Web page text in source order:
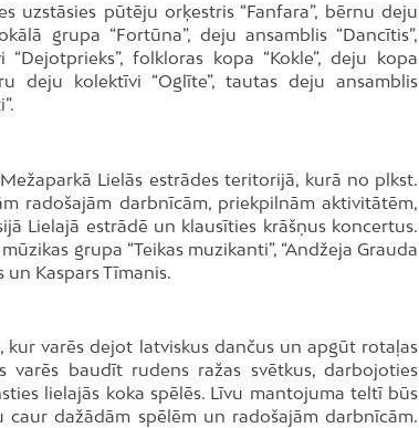
uzstāsies pūtēju orķestris “Fanfara”, bērnu deju
grupa “Fortūna”, deju ansamblis “Dancītis”,
folkloras kopa “Kokle”, deju kopa
deju kolektīvi “Oglīte”, tautas deju ansamblis
Lielās estrādes teritorijā, kurā no plkst.
radošajām darbnīcām, priekpilnām aktivitātēm,
Lielajā estrādē un klausīties krāšņus koncertus.
grupa “Teikas muzikanti”, “Andžeja Grauda
un Kaspars Tīmanis.
varēs dejot latviskus dančus un apgūt rotaļas
varēs baudīt rudens ražas svētkus, darbojoties
lielajās koka spēlēs. Līvu mantojuma teltī būs
dažādām spēlēm un radošajām darbnīcām.